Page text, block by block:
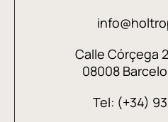
Calle Córçega
08008
Tel: (+34)